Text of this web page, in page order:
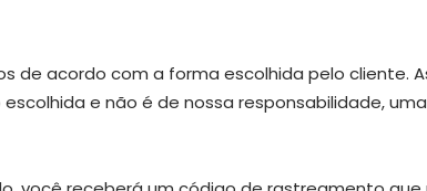
de acordo com a forma escolhida pelo cliente.
e não é de nossa responsabilidade,